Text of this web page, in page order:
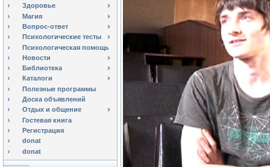
Здоровье
Магия
Вопрос-ответ
Психологические тесты
Психологическая помощь
Новости
Библиотека
Каталоги
Полезные программы
Доска объявлений
Отдых и общение
Гостевая книга
Регистрация
donat
donat